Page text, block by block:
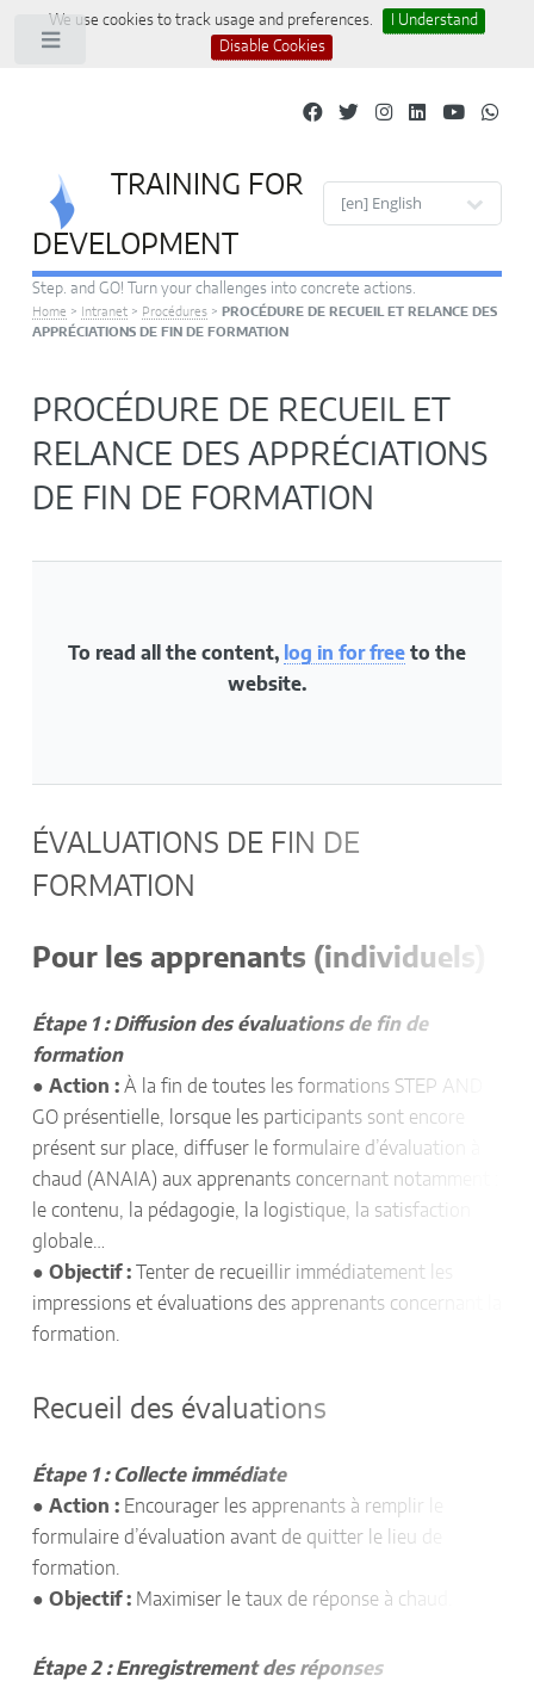
We use cookies to track usage and preferences.
I Understand
Disable Cookies
TRAINING FOR
DEVELOPMENT
Step. and GO! Turn your challenges into concrete actions.
Home > Intranet> Procédures> PROCÉDURE DE RECUEIL ET RELANCE DES
APPRÉCIATIONS DE FIN DE FORMATION
PROCÉDURE DE RECUEIL ET
RELANCE DES APPRÉCIATIONS
DE FIN DE FORMATION
To read all the content, log in for freeto the
website.
ÉVALUATIONS DE FIN DE
FORMATION
Pour les apprenants (individuels)
Étape 1 : Diffusion des évaluations de fin de
formation
● Action :À la fin de toutes les formations STEP AND
GO présentielle, lorsque les participants sont encore
présent sur place, diffuser le formulaire d’évaluation à
chaud (ANAIA) aux apprenants concernant notamment :
le contenu, la pédagogie, la logistique, la satisfaction
globale…
● Objectif :Tenter de recueillir immédiatement les
impressions et évaluations des apprenants concernant la
formation.
Recueil des évaluations
Étape 1 : Collecte immédiate
● Action :Encourager les apprenants à remplir le
formulaire d’évaluation avant de quitter le lieu de
formation.
● Objectif :Maximiser le taux de réponse à chaud.
Étape 2 : Enregistrement des réponses